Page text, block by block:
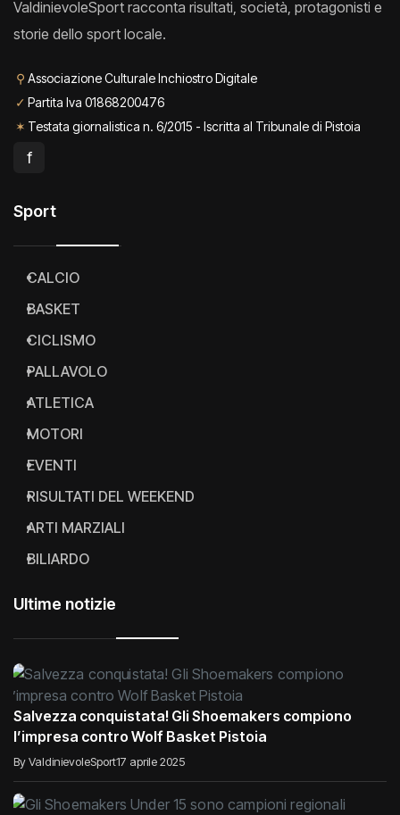
ValdinievoleSport racconta risultati, società, protagonisti e
storie dello sport locale.
⚲ Associazione Culturale Inchiostro Digitale
✓ Partita Iva 01868200476
✶ Testata giornalistica n. 6/2015 - Iscritta al Tribunale di Pistoia
f
Sport
CALCIO
BASKET
CICLISMO
PALLAVOLO
ATLETICA
MOTORI
EVENTI
RISULTATI DEL WEEKEND
ARTI MARZIALI
BILIARDO
Ultime notizie
Salvezza conquistata! Gli Shoemakers compiono
l’impresa contro Wolf Basket Pistoia
By ValdinievoleSport17 aprile 2025